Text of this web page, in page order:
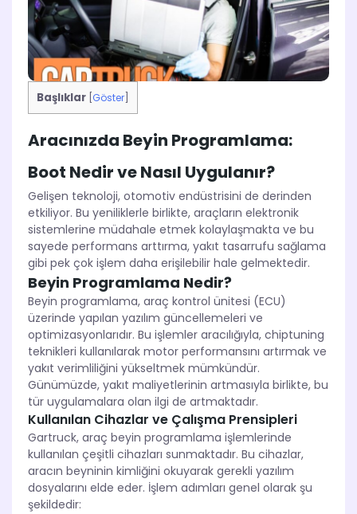
Başlıklar Göster
Aracınızda Beyin Programlama:
Boot Nedir ve Nasıl Uygulanır?
Gelişen teknoloji, otomotiv endüstrisini de derinden
etkiliyor. Bu yeniliklerle birlikte, araçların elektronik
sistemlerine müdahale etmek kolaylaşmakta ve bu
sayede performans arttırma, yakıt tasarrufu sağlama
gibi pek çok işlem daha erişilebilir hale gelmektedir.
Beyin Programlama Nedir?
Beyin programlama, araç kontrol ünitesi (ECU)
üzerinde yapılan yazılım güncellemeleri ve
optimizasyonlarıdır. Bu işlemler aracılığıyla, chiptuning
teknikleri kullanılarak motor performansını artırmak ve
yakıt verimliliğini yükseltmek mümkündür.
Günümüzde, yakıt maliyetlerinin artmasıyla birlikte, bu
tür uygulamalara olan ilgi de artmaktadır.
Kullanılan Cihazlar ve Çalışma Prensipleri
Gartruck, araç beyin programlama işlemlerinde
kullanılan çeşitli cihazları sunmaktadır. Bu cihazlar,
aracın beyninin kimliğini okuyarak gerekli yazılım
dosyalarını elde eder. İşlem adımları genel olarak şu
şekildedir: